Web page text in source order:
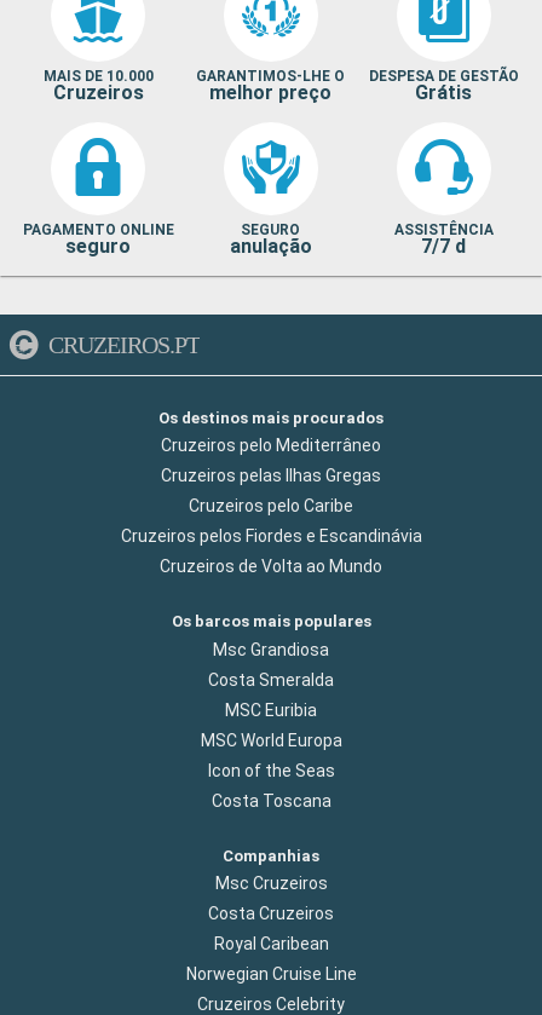
MAIS DE 10.000
Cruzeiros
GARANTIMOS-LHE O
melhor preço
DESPESA DE GESTÃO
Grátis
PAGAMENTO ONLINE
seguro
SEGURO
anulação
ASSISTÊNCIA
7/7 d
CRUZEIROS.PT
Os destinos mais procurados
Cruzeiros pelo Mediterrâneo
Cruzeiros pelas Ilhas Gregas
Cruzeiros pelo Caribe
Cruzeiros pelos Fiordes e Escandinávia
Cruzeiros de Volta ao Mundo
Os barcos mais populares
Msc Grandiosa
Costa Smeralda
MSC Euribia
MSC World Europa
Icon of the Seas
Costa Toscana
Companhias
Msc Cruzeiros
Costa Cruzeiros
Royal Caribean
Norwegian Cruise Line
Cruzeiros Celebrity